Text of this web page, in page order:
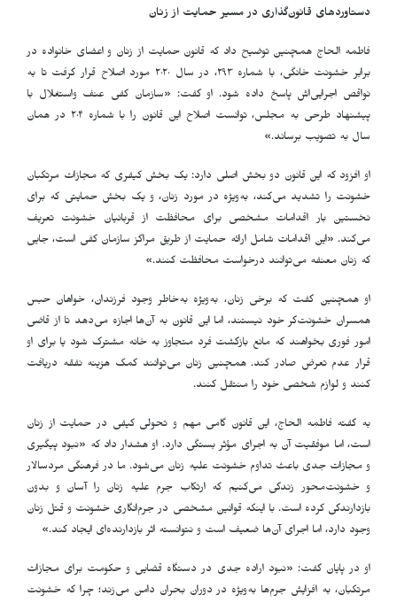
دستاوردهای قانون‌گذاری در مسیر حمایت از زنان
فاطمه الحاج همچنین توضیح داد که قانون حمایت از زنان و اعضای خانواده در
برابر خشونت خانگی، با شماره ۲۹۳، در سال ۲۰۲۰ مورد اصلاح قرار گرفت تا به
نواقص اجرایی‌اش پاسخ داده شود. او گفت: «سازمان کفى عنف واستغلال با
پیشنهاد طرحی به مجلس، توانست اصلاح این قانون را با شماره ۲۰۴ در همان
سال به تصویب برساند.»
او افزود که این قانون دو بخش اصلی دارد: یک بخش کیفری که مجازات مرتکبان
خشونت را تشدید می‌کند، به‌ویژه در مورد زنان، و یک بخش حمایتی که برای
نخستین بار اقدامات مشخصی برای محافظت از قربانیان خشونت تعریف
می‌کند. «این اقدامات شامل ارائه حمایت از طریق مراکز سازمان کفى است، جایی
که زنان معنفه می‌توانند درخواست محافظت کنند.»
او همچنین گفت که برخی زنان، به‌ویژه به‌خاطر وجود فرزندان، خواهان حبس
همسران خشونت‌گر خود نیستند، اما این قانون به آن‌ها اجازه می‌دهد تا از قاضی
امور فوری بخواهند که مانع بازگشت فرد متجاوز به خانه مشترک شود یا برای او
قرار عدم تعرض صادر کند. همچنین زنان می‌توانند کمک هزینه نفقه دریافت
کنند و لوازم شخصی خود را منتقل کنند.
به گفته فاطمه الحاج، این قانون گامی مهم و تحولی کیفی در حمایت از زنان
است، اما موفقیت آن به اجرای مؤثر بستگی دارد. او هشدار داد که «نبود پیگیری
و مجازات جدی باعث تداوم خشونت علیه زنان می‌شود. ما در فرهنگی مردسالار
و خشونت‌محور زندگی می‌کنیم که ارتکاب جرم علیه زنان را آسان و بدون
بازدارندگی کرده است. با اینکه قوانین مشخصی در جرم‌انگاری خشونت و قتل زنان
وجود دارد، اما اجرای آن‌ها ضعیف است و نتوانسته اثر بازدارنده‌ای ایجاد کند.»
او در پایان گفت: «نبود اراده جدی در دستگاه قضایی و حکومت برای مجازات
مرتکبان، به افزایش جرم‌ها به‌ویژه در دوران بحران دامن می‌زند؛ چرا که خشونت